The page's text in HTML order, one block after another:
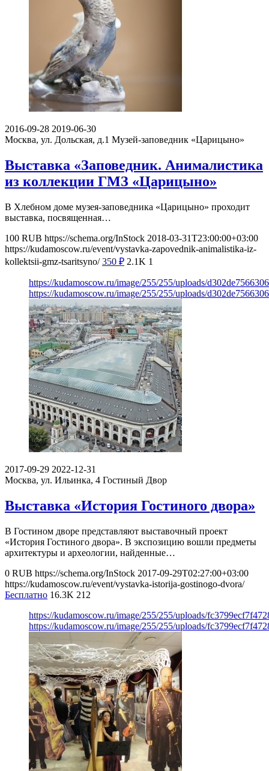
2016-09-28 2019-06-30
Москва, ул. Дольская, д.1 Музей-заповедник «Царицыно»
Выставка «Заповедник. Анималистика
из коллекции ГМЗ «Царицыно»
В Хлебном доме музея-заповедника «Царицыно» проходит
выставка, посвященная…
100 RUB https://schema.org/InStock 2018-03-31T23:00:00+03:00
https://kudamoscow.ru/event/vystavka-zapovednik-animalistika-iz-
kollektsii-gmz-tsaritsyno/ 350 ₽ 2.1K 1
https://kudamoscow.ru/image/255/255/uploads/
https://kudamoscow.ru/image/255/255/uploads/
2017-09-29 2022-12-31
Москва, ул. Ильинка, 4 Гостиный Двор
Выставка «История Гостиного двора»
В Гостином дворе представляют выставочный проект
«История Гостиного двора». В экспозицию вошли предметы
архитектуры и археологии, найденные…
0 RUB https://schema.org/InStock 2017-09-29T02:27:00+03:00
https://kudamoscow.ru/event/vystavka-istorija-gostinogo-dvora/
Бесплатно 16.3K 212
https://kudamoscow.ru/image/255/255/uploads/
https://kudamoscow.ru/image/255/255/uploads/